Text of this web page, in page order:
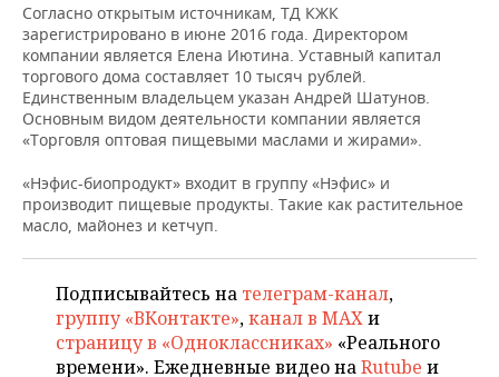
КИБЕРСПОРТ
ФИГУРНОЕ КАТАНИЕ
ВОДНЫЕ ВИДЫ СПОРТА
ХОККЕЙ С МЯЧОМ
КУЛЬТУРА
МЕДИЦИНА
ОБРАЗОВАНИЕ
ПРОИСШЕСТВИЯ
СПИСОК КОМПАНИЙ
Согласно открытым источникам, ТД КЖК
зарегистрировано в июне 2016 года. Директором
компании является Елена Иютина. Уставный капитал
торгового дома составляет 10 тысяч рублей.
Единственным владельцем указан Андрей Шатунов.
Основным видом деятельности компании является
«Торговля оптовая пищевыми маслами и жирами».
«Нэфис-биопродукт» входит в группу «Нэфис» и
производит пищевые продукты. Такие как растительное
масло, майонез и кетчуп.
Подписывайтесь на телеграм-канал,
группу «ВКонтакте»,канал в MAXи
страницу в «Одноклассниках» «Реального
времени». Ежедневные видео наRutube и